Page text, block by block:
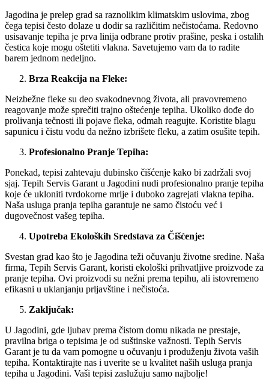
Jagodina je prelep grad sa raznolikim klimatskim uslovima, zbog
čega tepisi često dolaze u dodir sa različitim nečistoćama. Redovno
usisavanje tepiha je prva linija odbrane protiv prašine, peska i ostalih
čestica koje mogu oštetiti vlakna. Savetujemo vam da to radite
barem jednom nedeljno.
Brza Reakcija na Fleke:
Neizbežne fleke su deo svakodnevnog života, ali pravovremeno
reagovanje može sprečiti trajno oštećenje tepiha. Ukoliko dođe do
prolivanja tečnosti ili pojave fleka, odmah reagujte. Koristite blagu
sapunicu i čistu vodu da nežno izbrišete fleku, a zatim osušite tepih.
Profesionalno Pranje Tepiha:
Ponekad, tepisi zahtevaju dubinsko čišćenje kako bi zadržali svoj
sjaj. Tepih Servis Garant u Jagodini nudi profesionalno pranje tepiha
koje će ukloniti tvrdokorne mrlje i duboko zagrejati vlakna tepiha.
Naša usluga pranja tepiha garantuje ne samo čistoću već i
dugovečnost vašeg tepiha.
Upotreba Ekoloških Sredstava za Čišćenje:
Svestan grad kao što je Jagodina teži očuvanju životne sredine. Naša
firma, Tepih Servis Garant, koristi ekološki prihvatljive proizvode za
pranje tepiha. Ovi proizvodi su nežni prema tepihu, ali istovremeno
efikasni u uklanjanju prljavštine i nečistoća.
Zaključak:
U Jagodini, gde ljubav prema čistom domu nikada ne prestaje,
pravilna briga o tepisima je od suštinske važnosti. Tepih Servis
Garant je tu da vam pomogne u očuvanju i produženju života vaših
tepiha. Kontaktirajte nas i uverite se u kvalitet naših usluga pranja
tepiha u Jagodini. Vaši tepisi zaslužuju samo najbolje!